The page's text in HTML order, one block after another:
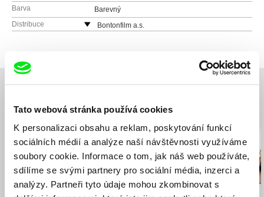
Tato webová stránka používá cookies
K personalizaci obsahu a reklam, poskytování funkcí
sociálních médií a analýze naší návštěvnosti využíváme
soubory cookie. Informace o tom, jak náš web používáte,
sdílíme se svými partnery pro sociální média, inzerci a
analýzy. Partneři tyto údaje mohou zkombinovat s
Barva
Barevný
Distribuce
Bontonfilm a.s.
petra.pachl@bontonfilm.cz
Související filmy (20)